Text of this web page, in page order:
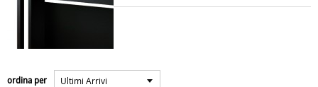
ordina per Ultimi Arrivi